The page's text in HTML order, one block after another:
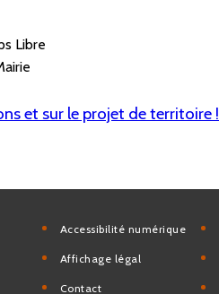
Libre
et sur le projet de territoire !
Accessibilité numérique
Affichage légal
Contact